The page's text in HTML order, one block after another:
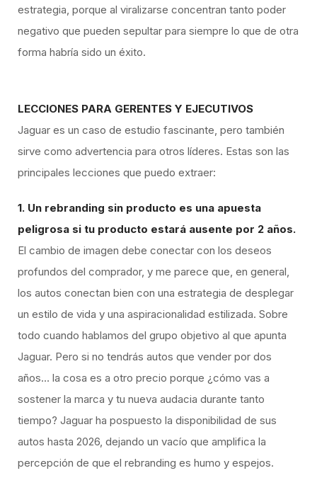
estrategia, porque al viralizarse concentran tanto poder
negativo que pueden sepultar para siempre lo que de otra
forma habría sido un éxito.
LECCIONES PARA GERENTES Y EJECUTIVOS
Jaguar es un caso de estudio fascinante, pero también
sirve como advertencia para otros líderes. Estas son las
principales lecciones que puedo extraer:
1. Un rebranding sin producto es una apuesta
peligrosa si tu producto estará ausente por 2 años.
El cambio de imagen debe conectar con los deseos
profundos del comprador, y me parece que, en general,
los autos conectan bien con una estrategia de desplegar
un estilo de vida y una aspiracionalidad estilizada. Sobre
todo cuando hablamos del grupo objetivo al que apunta
Jaguar. Pero si no tendrás autos que vender por dos
años… la cosa es a otro precio porque ¿cómo vas a
sostener la marca y tu nueva audacia durante tanto
tiempo? Jaguar ha pospuesto la disponibilidad de sus
autos hasta 2026, dejando un vacío que amplifica la
percepción de que el rebranding es humo y espejos.